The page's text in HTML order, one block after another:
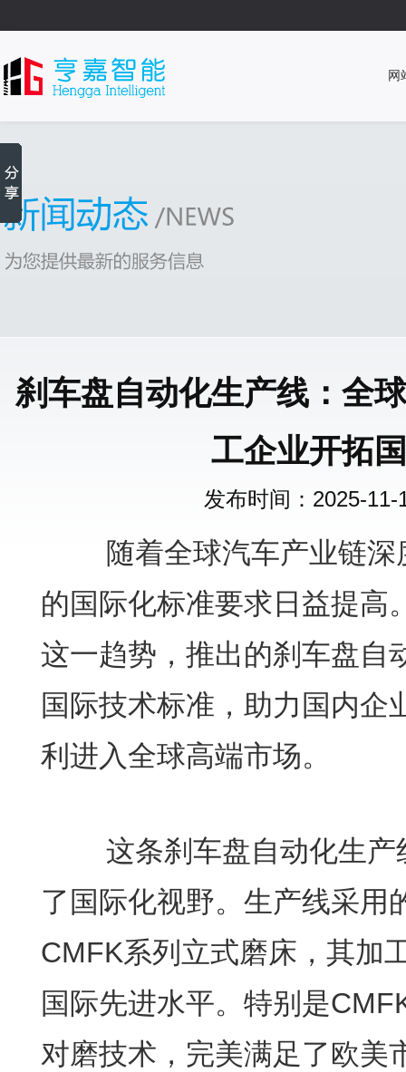
网
刹车盘自动化生产线：全
工企业开拓
发布时间：2025-11-
随着全球汽车产业链深
的国际化标准要求日益提高
这一趋势，推出的刹车盘自
国际技术标准，助力国内企
利进入全球高端市场。
这条刹车盘自动化生产
了国际化视野。生产线采用
CMFK系列立式磨床，其加
国际先进水平。特别是
对磨技术，完美满足了欧美